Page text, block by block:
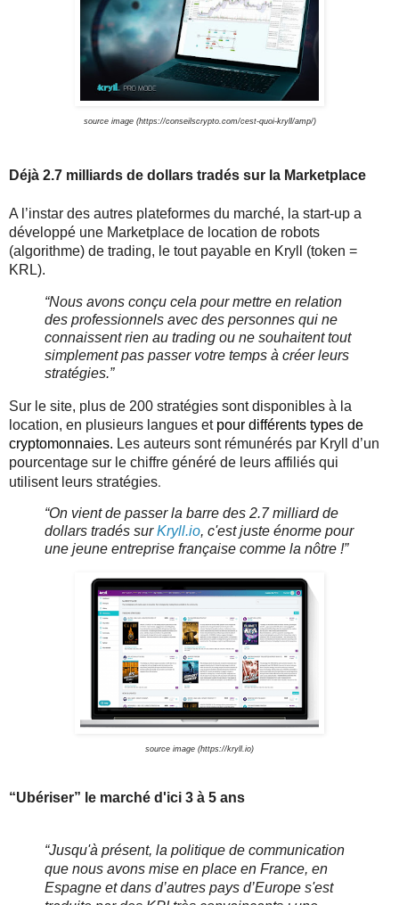
source image (https://conseilscrypto.com/cest-quoi-kryll/amp/)
Déjà 2.7 milliards de dollars tradés sur la Marketplace
A l’instar des autres plateformes du marché, la start-up a
développé une Marketplace de location de robots
(algorithme) de trading, le tout payable en Kryll (token =
KRL).
“Nous avons conçu cela pour mettre en relation
des professionnels avec des personnes qui ne
connaissent rien au trading ou ne souhaitent tout
simplement pas passer votre temps à créer leurs
stratégies.”
Sur le site, plus de 200 stratégies sont disponibles à la
location, en plusieurs langues et pour différents types de
cryptomonnaies. Les auteurs sont rémunérés par Kryll d’un
pourcentage sur le chiffre généré de leurs affiliés qui
utilisent leurs stratégies.
“On vient de passer la barre des 2.7 milliard de
dollars tradés sur Kryll.io, c'est juste énorme pour
une jeune entreprise française comme la nôtre !”
source image (https://kryll.io)
“Ubériser” le marché d'ici 3 à 5 ans
“Jusqu'à présent, la politique de communication
que nous avons mise en place en France, en
Espagne et dans d’autres pays d’Europe s'est